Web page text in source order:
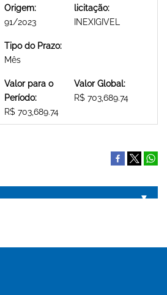
Origem:
91/2023
licitação:
INEXIGIVEL
Tipo do Prazo:
Mês
Valor para o
Período:
R$ 703,689.74
Valor Global:
R$ 703,689.74